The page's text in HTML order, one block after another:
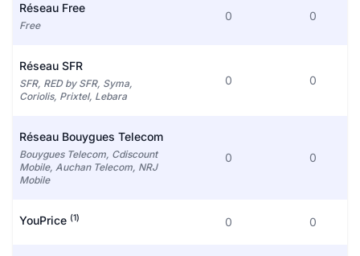
Réseau Free
Free
0 0
Réseau SFR
SFR, RED by SFR, Syma,
Coriolis, Prixtel, Lebara
0 0
Réseau Bouygues Telecom
Bouygues Telecom, Cdiscount
Mobile, Auchan Telecom, NRJ
Mobile
0 0
YouPrice (1) 0 0